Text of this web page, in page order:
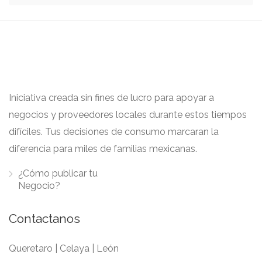
Iniciativa creada sin fines de lucro para apoyar a
negocios y proveedores locales durante estos tiempos
difíciles. Tus decisiones de consumo marcaran la
diferencia para miles de familias mexicanas.
¿Cómo publicar tu
Negocio?
Contactanos
Queretaro | Celaya | León